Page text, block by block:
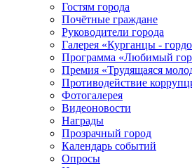
Гостям города
Почётные граждане
Руководители города
Галерея «Курганцы -
Программа «Любимый
Премия «Трудящаяся
Противодействие
Фотогалерея
Видеоновости
Награды
Прозрачный город
Календарь событий
Опросы